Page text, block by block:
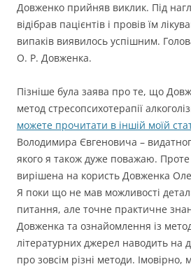
Довженко прийняв виклик. Під
відібрав пацієнтів і провів їм
випаків виявилось успішним.
О. Р. Довженка.
Пізніше була заява про те, що
метод стресопсихотерапії
можете прочитати в іншій моїй
Володимира Євгеновича –
якого я також дуже поважаю. Проте
вирішена на користь Довженка
Я поки що не мав можливості
питання, але точне практичне
Довженка та ознайомлення із
літературних джерел наводить на
про зовсім різні методи. Імовірно,